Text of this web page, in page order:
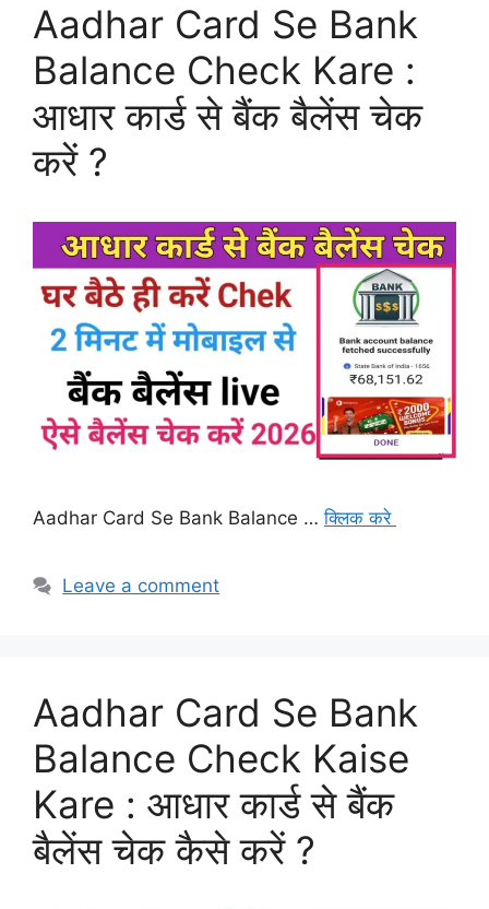
Aadhar Card Se Bank
Balance Check Kare :
आधार कार्ड से बैंक बैलेंस चेक
करें ?
Aadhar Card Se Bank Balance …क्लिक करे
Leave a comment
Aadhar Card Se Bank
Balance Check Kaise
Kare : आधार कार्ड से बैंक
बैलेंस चेक कैसे करें ?